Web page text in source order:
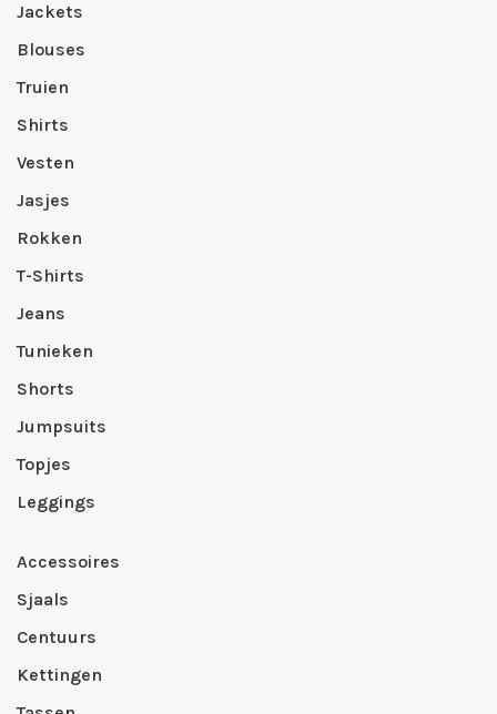
Jackets
Blouses
Truien
Shirts
Vesten
Jasjes
Rokken
T-Shirts
Jeans
Tunieken
Shorts
Jumpsuits
Topjes
Leggings
Accessoires
Sjaals
Centuurs
Kettingen